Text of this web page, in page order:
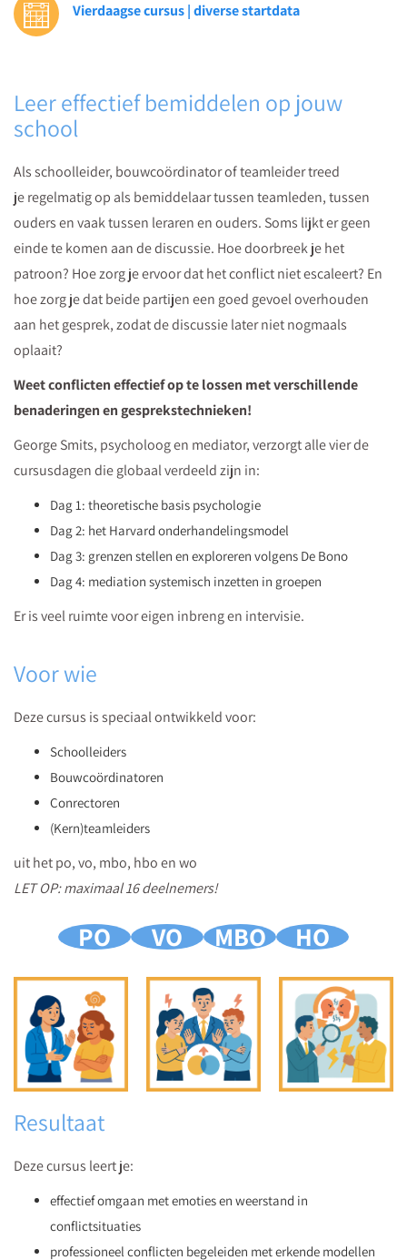
uit
Vierdaagse cursus | diverse startdata
Leer effectief bemiddelen op jouw
school
Als schoolleider, bouwcoördinator of teamleider treed
je regelmatig op als bemiddelaar tussen teamleden, tussen
ouders en vaak tussen leraren en ouders. Soms lijkt er geen
einde te komen aan de discussie. Hoe doorbreek je het
patroon? Hoe zorg je ervoor dat het conflict niet escaleert? En
hoe zorg je dat beide partijen een goed gevoel overhouden
aan het gesprek, zodat de discussie later niet nogmaals
oplaait?
Weet conflicten effectief op te lossen met verschillende
benaderingen en gesprekstechnieken!
George Smits, psycholoog en mediator, verzorgt alle vier de
cursusdagen die globaal verdeeld zijn in:
Dag 1: theoretische basis psychologie
Dag 2: het Harvard onderhandelingsmodel
Dag 3: grenzen stellen en exploreren volgens De Bono
Dag 4: mediation systemisch inzetten in groepen
Er is veel ruimte voor eigen inbreng en intervisie.
Voor wie
Deze cursus is speciaal ontwikkeld voor:
Schoolleiders
Bouwcoördinatoren
Conrectoren
(Kern)teamleiders
uit het po, vo, mbo, hbo en wo
LET OP: maximaal 16 deelnemers!
PO VO MBO HO
Resultaat
Deze cursus leert je:
effectief omgaan met emoties en weerstand in
conflictsituaties
professioneel conflicten begeleiden met erkende modellen